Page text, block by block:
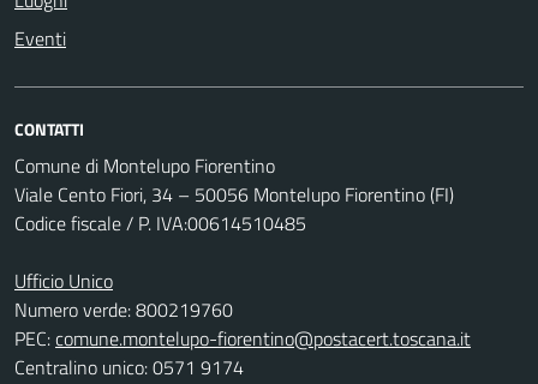
Eventi
CONTATTI
Comune di Montelupo Fiorentino
Viale Cento Fiori, 34 – 50056 Montelupo Fiorentino (FI)
Codice fiscale / P. IVA:00614510485
Ufficio Unico
Numero verde: 800219760
PEC:comune.montelupo-fiorentino@postacert.toscana.it
Centralino unico: 0571 9174